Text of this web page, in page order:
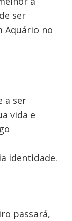
ser
Aquário no
a ser
vida e
identidade.
passará,